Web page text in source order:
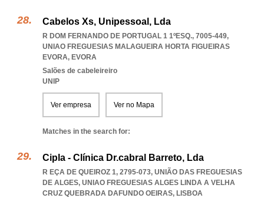
Cabelos Xs, Unipessoal, Lda
R DOM FERNANDO DE PORTUGAL 1 1ºESQ., 7005-449,
UNIAO FREGUESIAS MALAGUEIRA HORTA FIGUEIRAS
EVORA, EVORA
Salões de cabeleireiro
UNIP
Ver empresa Ver no Mapa
Matches in the search for:
Cipla - Clínica Dr.cabral Barreto, Lda
R EÇA DE QUEIROZ 1, 2795-073, UNIÃO DAS FREGUESIAS
DE ALGES, UNIAO FREGUESIAS ALGES LINDA A VELHA
CRUZ QUEBRADA DAFUNDO OEIRAS, LISBOA